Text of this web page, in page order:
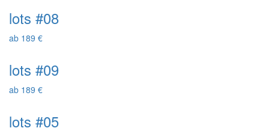
lots #08
ab 189 €
lots #09
ab 189 €
lots #05